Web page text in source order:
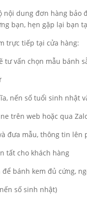
nội dung đơn hàng bảo
bạn, hẹn gặp lại bạn
trực tiếp tại cửa hàng:
tư vấn chọn mẫu bánh
nến số tuổi sinh nhật
trên web hoặc qua
đưa mẫu, thông tin lên
tất cho khách hàng
bánh kem đủ cứng,
số sinh nhật)